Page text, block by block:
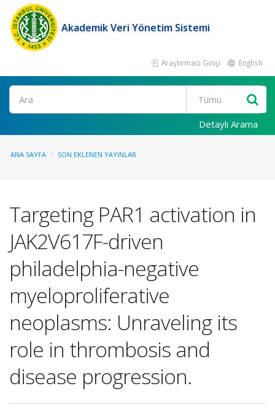
Akademik Veri Yönetim Sistemi
Araştırmacı Girişi English
Ara
Detaylı Arama
ANA SAYFA SON EKLENEN YAYINLAR
Targeting PAR1 activation in
JAK2V617F-driven
philadelphia-negative
myeloproliferative
neoplasms: Unraveling its
role in thrombosis and
disease progression.